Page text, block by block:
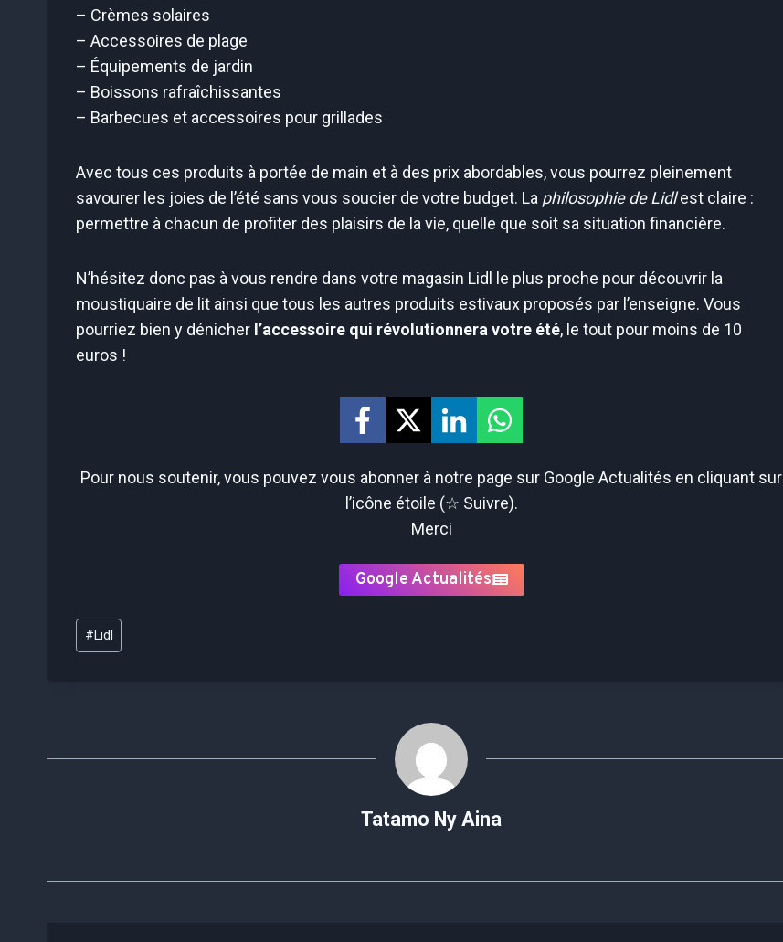
– Crèmes solaires
– Accessoires de plage
– Équipements de jardin
– Boissons rafraîchissantes
– Barbecues et accessoires pour grillades
Avec tous ces produits à portée de main et à des prix abordables, vous pourrez pleinement
savourer les joies de l’été sans vous soucier de votre budget. La philosophie de Lidlest claire :
permettre à chacun de profiter des plaisirs de la vie, quelle que soit sa situation financière.
N’hésitez donc pas à vous rendre dans votre magasin Lidl le plus proche pour découvrir la
moustiquaire de lit ainsi que tous les autres produits estivaux proposés par l’enseigne. Vous
pourriez bien y dénicher l’accessoire qui révolutionnera votre été, le tout pour moins de 10
euros !
Pour nous soutenir, vous pouvez vous abonner à notre page sur Google Actualités en cliquant sur
l’icône étoile (☆ Suivre).
Merci
Google Actualités
Étiquettes
de
#Lidl
Tatamo Ny Aina